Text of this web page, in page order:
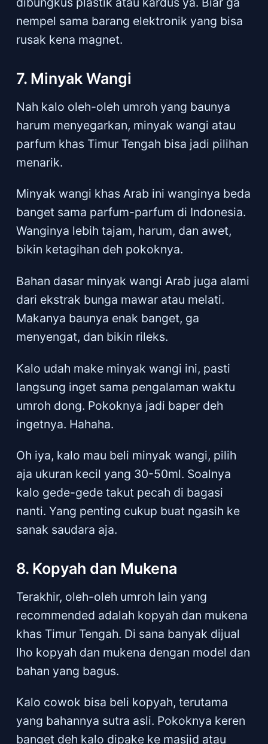
nempel sama barang elektronik yang bisa
rusak kena magnet.
7. Minyak Wangi
Nah kalo oleh-oleh umroh yang baunya
harum menyegarkan, minyak wangi atau
parfum khas Timur Tengah bisa jadi pilihan
menarik.
Minyak wangi khas Arab ini wanginya beda
banget sama parfum-parfum di Indonesia.
Wanginya lebih tajam, harum, dan awet,
bikin ketagihan deh pokoknya.
Bahan dasar minyak wangi Arab juga alami
dari ekstrak bunga mawar atau melati.
Makanya baunya enak banget, ga
menyengat, dan bikin rileks.
Kalo udah make minyak wangi ini, pasti
langsung inget sama pengalaman waktu
umroh dong. Pokoknya jadi baper deh
ingetnya. Hahaha.
Oh iya, kalo mau beli minyak wangi, pilih
aja ukuran kecil yang 30-50ml. Soalnya
kalo gede-gede takut pecah di bagasi
nanti. Yang penting cukup buat ngasih ke
sanak saudara aja.
8. Kopyah dan Mukena
Terakhir, oleh-oleh umroh lain yang
recommended adalah kopyah dan mukena
khas Timur Tengah. Di sana banyak dijual
lho kopyah dan mukena dengan model dan
bahan yang bagus.
Kalo cowok bisa beli kopyah, terutama
yang bahannya sutra asli. Pokoknya keren
banget deh kalo dipake ke masjid atau